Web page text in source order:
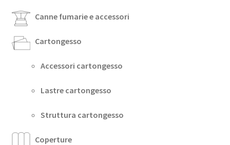
Canne fumarie e accessori
Cartongesso
Accessori cartongesso
Lastre cartongesso
Struttura cartongesso
Coperture